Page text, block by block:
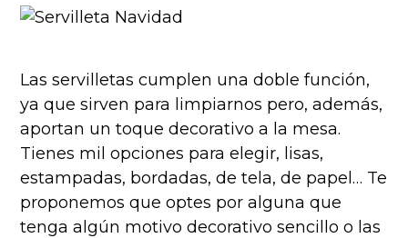
Las servilletas cumplen una doble función,
ya que sirven para limpiarnos pero, además,
aportan un toque decorativo a la mesa.
Tienes mil opciones para elegir, lisas,
estampadas, bordadas, de tela, de papel… Te
proponemos que optes por alguna que
tenga algún motivo decorativo sencillo o las